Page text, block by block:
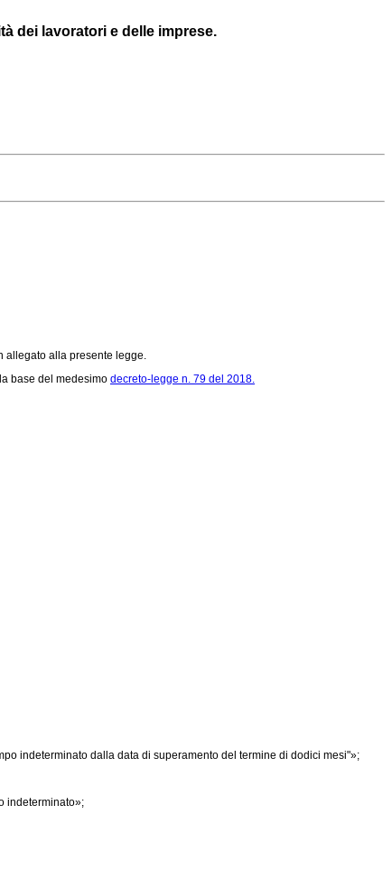
dei lavoratori e delle imprese.
allegato alla presente legge.
base del medesimo decreto-legge n. 79 del 2018.
indeterminato dalla data di superamento del termine di dodici mesi"»;
indeterminato»;